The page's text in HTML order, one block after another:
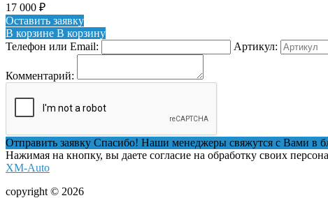
17 000 ₽
Оставить заявку
В корзине В корзину
Телефон или Email:
Артикул:
Комментарий:
Отправить заявку Спасибо! Наши менеджеры свяжутся с Вами в
Нажимая на кнопку, вы даете согласие на обработку своих
XM-Auto
copyright © 2026